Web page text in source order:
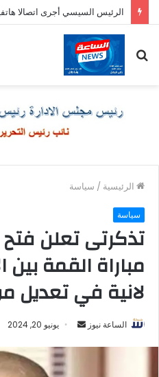
الرئيس السيسي أجرى اتصالا
عن
الرئيسية / سياسة
سياسة
تذكرتى تعلن فتح
مباراة القمة بين
لانية في تعديل
الساعة نيوز
أرسل
إلكترونيا
يونيو 20, 2024